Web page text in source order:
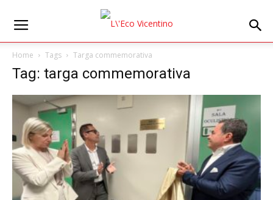
Home Tags Targa commemorativa
Tag: targa commemorativa